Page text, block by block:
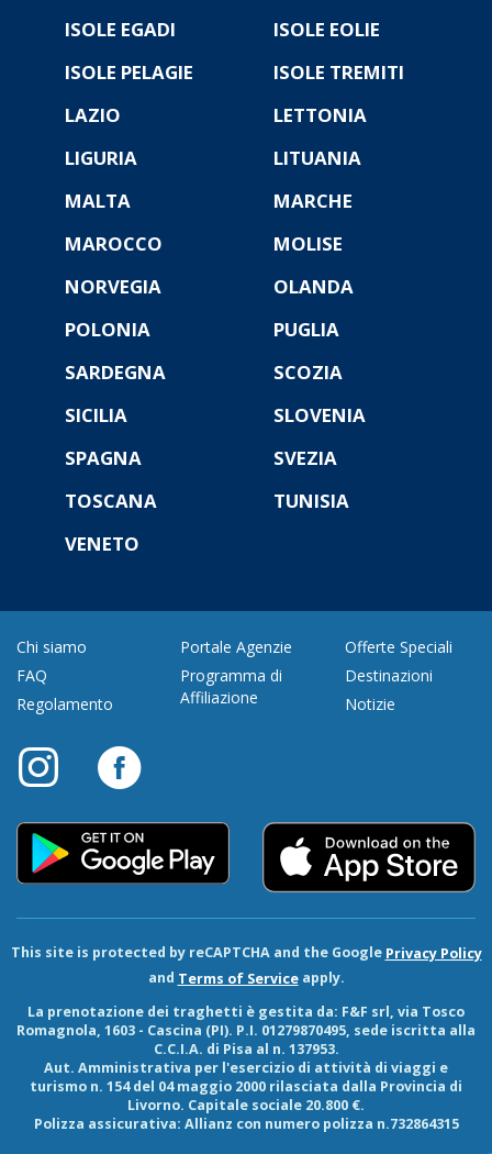
ISOLE EGADI
ISOLE EOLIE
ISOLE PELAGIE
ISOLE TREMITI
LAZIO
LETTONIA
LIGURIA
LITUANIA
MALTA
MARCHE
MAROCCO
MOLISE
NORVEGIA
OLANDA
POLONIA
PUGLIA
SARDEGNA
SCOZIA
SICILIA
SLOVENIA
SPAGNA
SVEZIA
TOSCANA
TUNISIA
VENETO
Chi siamo
FAQ
Regolamento
Portale Agenzie
Programma di
Affiliazione
Offerte Speciali
Destinazioni
Notizie
This site is protected by reCAPTCHA and the Google Privacy Policy
and Terms of Serviceapply.
La prenotazione dei traghetti è gestita da: F&F srl, via Tosco
Romagnola, 1603 - Cascina (PI). P.I. 01279870495, sede iscritta alla
C.C.I.A. di Pisa al n. 137953.
Aut. Amministrativa per l'esercizio di attività di viaggi e
turismo n. 154 del 04 maggio 2000 rilasciata dalla Provincia di
Livorno. Capitale sociale 20.800 €.
Polizza assicurativa: Allianz con numero polizza n.732864315